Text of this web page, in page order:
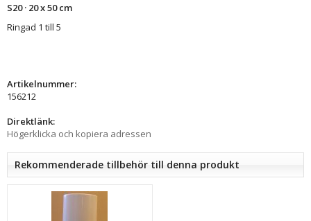
S20 · 20 x 50 cm
Ringad 1 till 5
Artikelnummer:
156212
Direktlänk:
Högerklicka och kopiera adressen
Rekommenderade tillbehör till denna produkt